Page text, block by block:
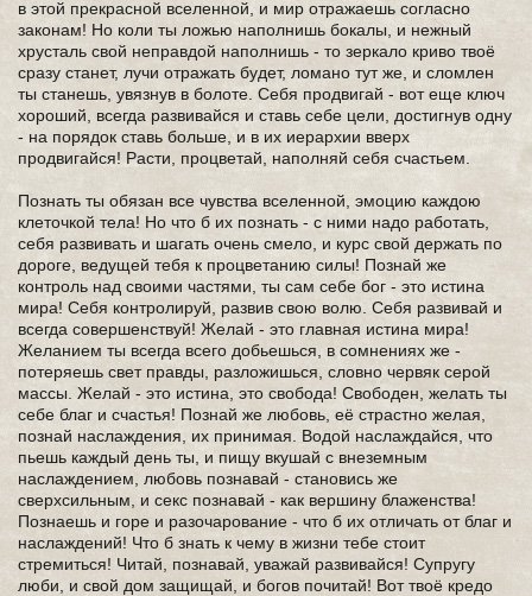
в этой прекрасной вселенной, и мир отражаешь согласно
законам! Но коли ты ложью наполнишь бокалы, и нежный
хрусталь свой неправдой наполнишь - то зеркало криво твоё
сразу станет, лучи отражать будет, ломано тут же, и сломлен
ты станешь, увязнув в болоте. Себя продвигай - вот еще ключ
хороший, всегда развивайся и ставь себе цели, достигнув одну
- на порядок ставь больше, и в их иерархии вверх
продвигайся! Расти, процветай, наполняй себя счастьем.
Познать ты обязан все чувства вселенной, эмоцию каждою
клеточкой тела! Но что б их познать - с ними надо работать,
себя развивать и шагать очень смело, и курс свой держать по
дороге, ведущей тебя к процветанию силы! Познай же
контроль над своими частями, ты сам себе бог - это истина
мира! Себя контролируй, развив свою волю. Себя развивай и
всегда совершенствуй! Желай - это главная истина мира!
Желанием ты всегда всего добьешься, в сомнениях же -
потеряешь свет правды, разложишься, словно червяк серой
массы. Желай - это истина, это свобода! Свободен, желать ты
себе благ и счастья! Познай же любовь, её страстно желая,
познай наслаждения, их принимая. Водой наслаждайся, что
пьешь каждый день ты, и пищу вкушай с внеземным
наслаждением, любовь познавай - становись же
сверхсильным, и секс познавай - как вершину блаженства!
Познаешь и горе и разочарование - что б их отличать от благ и
наслаждений! Что б знать к чему в жизни тебе стоит
стремиться! Читай, познавай, уважай развивайся! Супругу
люби, и свой дом защищай, и богов почитай! Вот твоё кредо